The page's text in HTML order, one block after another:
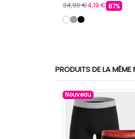
34,90 €4,19 € 87%
PRODUITS DE LA MÊME
Nouveau